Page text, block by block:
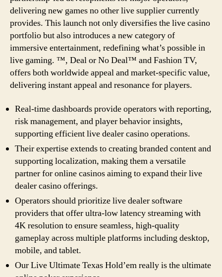
delivering new games no other live supplier currently
provides. This launch not only diversifies the live casino
portfolio but also introduces a new category of
immersive entertainment, redefining what’s possible in
live gaming. ™, Deal or No Deal™ and Fashion TV,
offers both worldwide appeal and market-specific value,
delivering instant appeal and resonance for players.
Real-time dashboards provide operators with reporting,
risk management, and player behavior insights,
supporting efficient live dealer casino operations.
Their expertise extends to creating branded content and
supporting localization, making them a versatile
partner for online casinos aiming to expand their live
dealer casino offerings.
Operators should prioritize live dealer software
providers that offer ultra-low latency streaming with
4K resolution to ensure seamless, high-quality
gameplay across multiple platforms including desktop,
mobile, and tablet.
Our Live Ultimate Texas Hold’em really is the ultimate